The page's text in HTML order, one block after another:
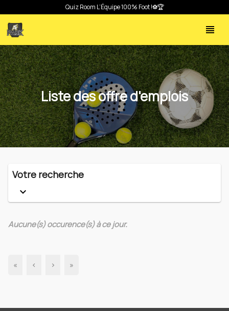
Quiz Room L’Équipe 100% Foot !⚽🏆
view_headline
Liste des offre d'emplois
Votre recherche
keyboard_arrow_down
Aucune(s) occurence(s) à ce jour.
« ‹ › »